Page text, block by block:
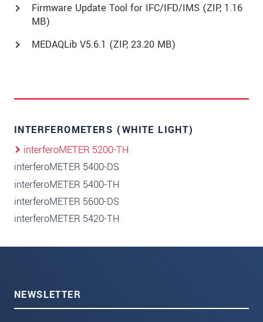
Firmware Update Tool for IFC/IFD/IMS (ZIP, 1.16
MB)
MEDAQLib V5.6.1 (ZIP, 23.20 MB)
INTERFEROMETERS (WHITE LIGHT)
interferoMETER 5200-TH
interferoMETER 5400-DS
interferoMETER 5400-TH
interferoMETER 5600-DS
interferoMETER 5420-TH
NEWSLETTER